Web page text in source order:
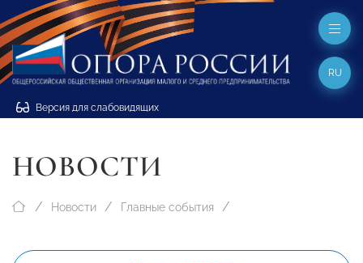
Версия для слабовидящих
RU
НОВОСТИ
Новости Главные события